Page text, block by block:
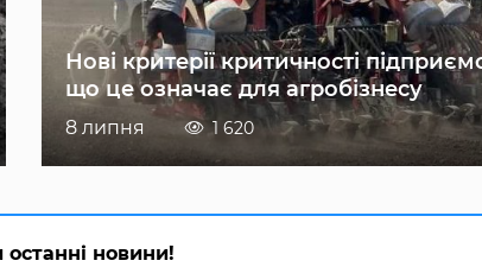
Нові критерії критичності
що це означає для агробізнесу
8 липня 1 620
останні новини!